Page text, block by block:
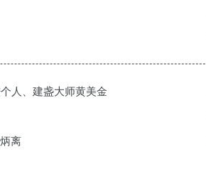
人、建盏大师黄美金
离